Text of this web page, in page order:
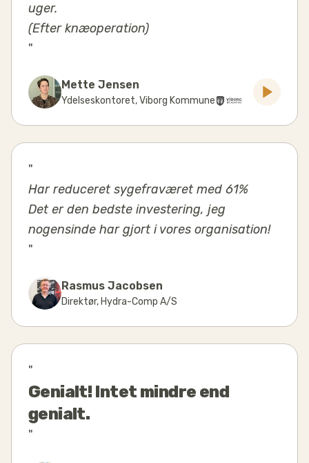
uger.
(Efter knæoperation)
"
Mette Jensen
Ydelseskontoret,Viborg Kommune
"
Har reduceret sygefraværet med 61%
Det er den bedste investering, jeg
nogensinde har gjort i vores organisation!
"
Rasmus Jacobsen
Direktør, Hydra-Comp A/S
"
Genialt! Intet mindre end
genialt.
"